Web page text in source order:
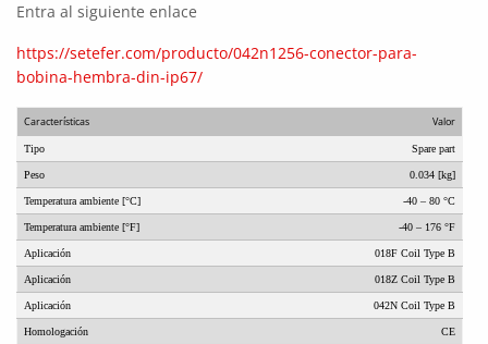
Entra al siguiente enlace
https://setefer.com/producto/042n1256-conector-para-
bobina-hembra-din-ip67/
Características Valor
Tipo Spare part
Peso 0.034 [kg]
Temperatura ambiente [°C] -40 – 80 °C
Temperatura ambiente [°F] -40 – 176 °F
Aplicación 018F Coil Type B
Aplicación 018Z Coil Type B
Aplicación 042N Coil Type B
Homologación CE